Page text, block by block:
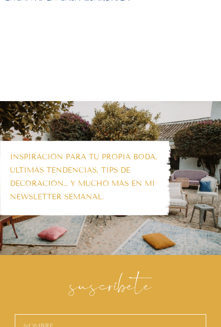
INSPIRACIÓN PARA TU PROPIA BODA,
ÚLTIMAS TENDENCIAS, TIPS DE
DECORACIÓN… Y MUCHO MÁS EN MI
NEWSLETTER SEMANAL.
suscríbete